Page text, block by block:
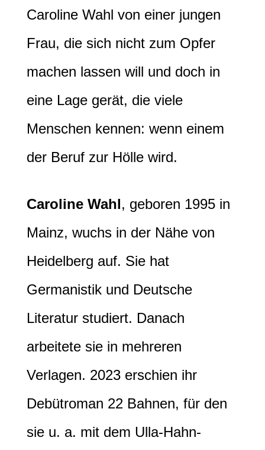
Caroline Wahl von einer jungen
Frau, die sich nicht zum Opfer
machen lassen will und doch in
eine Lage gerät, die viele
Menschen kennen: wenn einem
der Beruf zur Hölle wird.
Caroline Wahl, geboren 1995 in
Mainz, wuchs in der Nähe von
Heidelberg auf. Sie hat
Germanistik und Deutsche
Literatur studiert. Danach
arbeitete sie in mehreren
Verlagen. 2023 erschien ihr
Debütroman 22 Bahnen, für den
sie u. a. mit dem Ulla-Hahn-